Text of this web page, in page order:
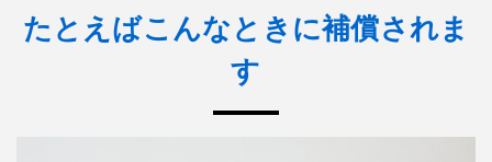
たとえばこんなときに補償されま
す